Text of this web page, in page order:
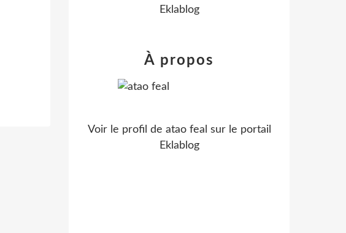
Eklablog
À propos
Voir le profil de atao feal sur le portail
Eklablog